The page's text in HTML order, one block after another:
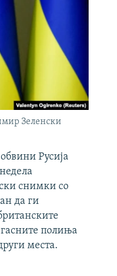
Зеленски
Русија
снимки со
да ги
полиња
места.